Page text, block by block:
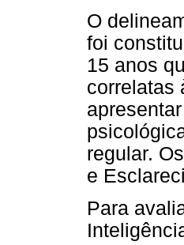
O
foi
15 anos
correlatas
regular.
e
Para